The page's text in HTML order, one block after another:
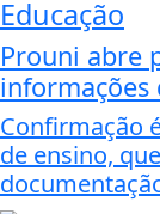
Educação
Prouni abre
informações
Confirmação
de ensino,